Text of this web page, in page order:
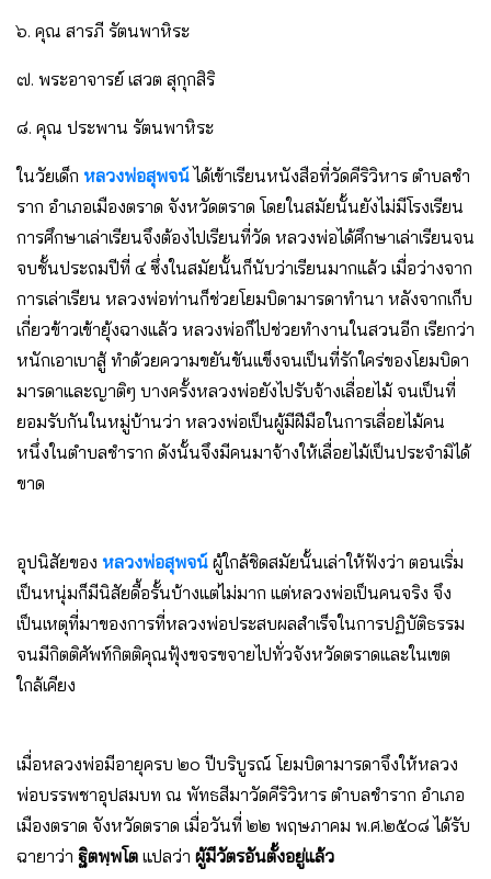
๖. คุณ สารภี รัตนพาหิระ
๗. พระอาจารย์ เสวต สุกุกสิริ
๘. คุณ ประพาน รัตนพาหิระ
ในวัยเด็ก หลวงพ่อสุพจน์ได้เข้าเรียนหนังสือที่วัดคีริวิหาร ตำบลชำ
ราก อำเภอเมืองตราด จังหวัดตราด โดยในสมัยนั้นยังไม่มีโรงเรียน
การศึกษาเล่าเรียนจึงต้องไปเรียนที่วัด หลวงพ่อได้ศึกษาเล่าเรียนจน
จบชั้นประถมปีที่ ๔ ซึ่งในสมัยนั้นก็นับว่าเรียนมากแล้ว เมื่อว่างจาก
การเล่าเรียน หลวงพ่อท่านก็ช่วยโยมบิดามารดาทำนา หลังจากเก็บ
เกี่ยวข้าวเข้ายุ้งฉางแล้ว หลวงพ่อก็ไปช่วยทำงานในสวนอีก เรียกว่า
หนักเอาเบาสู้ ทำด้วยความขยันขันแข็งจนเป็นที่รักใคร่ของโยมบิดา
มารดาและญาติๆ บางครั้งหลวงพ่อยังไปรับจ้างเลื่อยไม้ จนเป็นที่
ยอมรับกันในหมู่บ้านว่า หลวงพ่อเป็นผู้มีฝีมือในการเลื่อยไม้คน
หนึ่งในตำบลชำราก ดังนั้นจึงมีคนมาจ้างให้เลื่อยไม้เป็นประจำมิได้
ขาด
อุปนิสัยของ หลวงพ่อสุพจน์ ผู้ใกล้ชิดสมัยนั้นเล่าให้ฟังว่า ตอนเริ่ม
เป็นหนุ่มก็มีนิสัยดื้อรั้นบ้างแต่ไม่มาก แต่หลวงพ่อเป็นคนจริง จึง
เป็นเหตุที่มาของการที่หลวงพ่อประสบผลสำเร็จในการปฏิบัติธรรม
จนมีกิตติศัพท์กิตติคุณฟุ้งขจรขจายไปทั่วจังหวัดตราดและในเขต
ใกล้เคียง
เมื่อหลวงพ่อมีอายุครบ ๒๐ ปีบริบูรณ์ โยมบิดามารดาจึงให้หลวง
พ่อบรรพชาอุปสมบท ณ พัทธสีมาวัดคีริวิหาร ตำบลชำราก อำเภอ
เมืองตราด จังหวัดตราด เมื่อวันที่ ๒๒ พฤษภาคม พ.ศ.๒๕๐๘ ได้รับ
ฉายาว่า ฐิตพฺพโต แปลว่า ผู้มีวัตรอันตั้งอยู่แล้ว